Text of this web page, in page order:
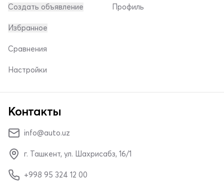
Создать объявление Профиль
Избранное
Сравнения
Настройки
Контакты
info@auto.uz
г. Ташкент, ул. Шахрисабз, 16/1
+998 95 324 12 00